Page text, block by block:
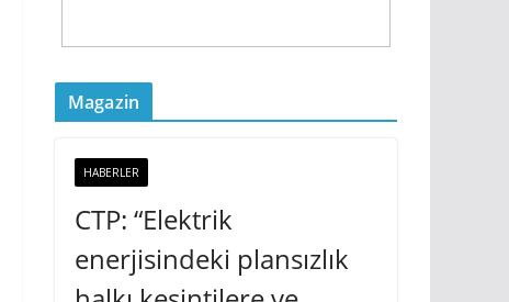
Magazin
HABERLER
CTP: “Elektrik
enerjisindeki plansızlık